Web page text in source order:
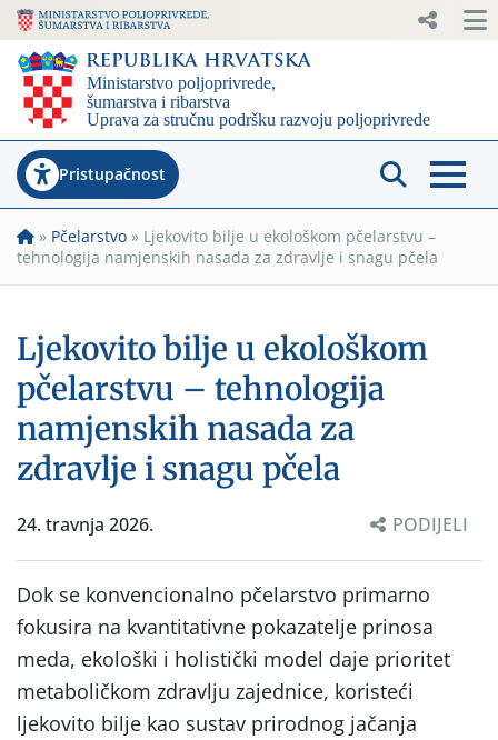
Pristupačnost
» Pčelarstvo » Ljekovito bilje u ekološkom pčelarstvu –
tehnologija namjenskih nasada za zdravlje i snagu pčela
Ljekovito bilje u ekološkom
pčelarstvu – tehnologija
namjenskih nasada za
zdravlje i snagu pčela
24. travnja 2026. PODIJELI
Dok se konvencionalno pčelarstvo primarno
fokusira na kvantitativne pokazatelje prinosa
meda, ekološki i holistički model daje prioritet
metaboličkom zdravlju zajednice, koristeći
ljekovito bilje kao sustav prirodnog jačanja